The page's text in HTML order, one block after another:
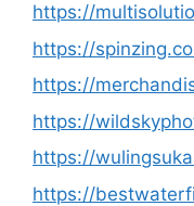
https://
https://
https://
https://
https://
https://